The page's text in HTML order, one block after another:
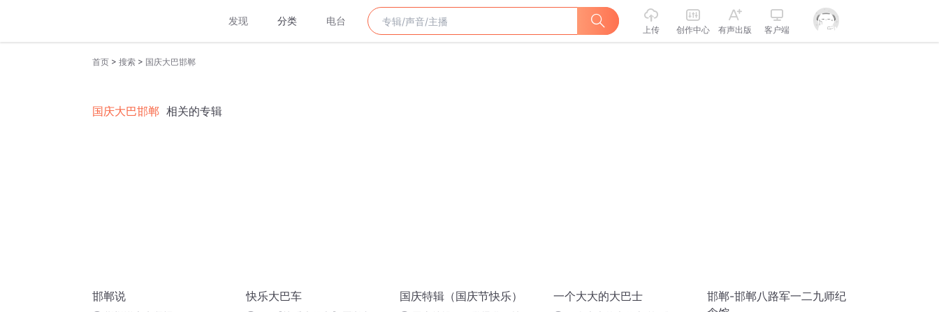
发现 分类 电台
上传 创作中心 有声出版 客户端
首页 > 搜索 > 国庆大巴邯郸
国庆大巴邯郸 相关的专辑
邯郸说 快乐大巴车 国庆特辑（国庆节快乐） 一个大大的大巴士
邯郸-邯郸八路军一二九师纪